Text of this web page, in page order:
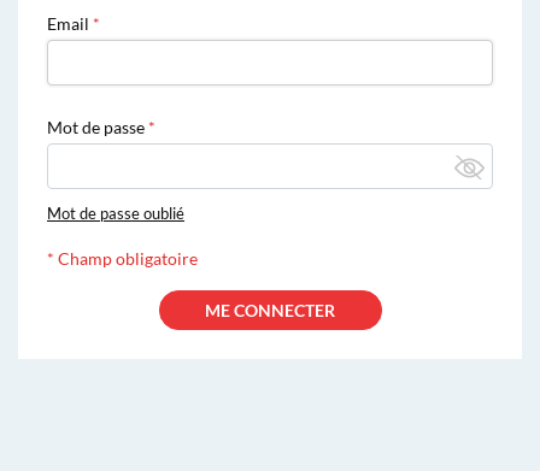
Email
Mot de passe
Mot de passe oublié
* Champ obligatoire